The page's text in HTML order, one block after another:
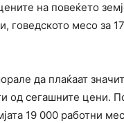
на повеќето
говедското месо за
да плаќаат
од сегашните цени.
19 000 работни